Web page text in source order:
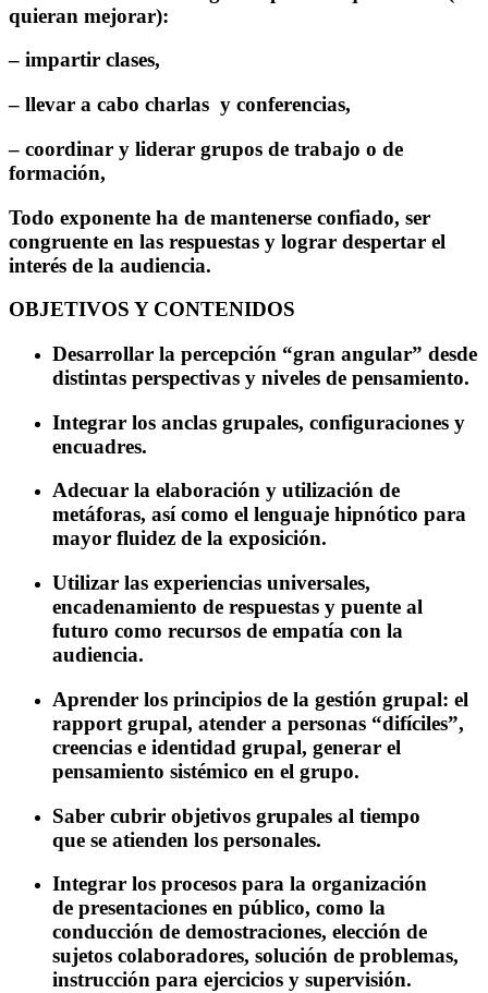
quieran mejorar):
– impartir clases,
– llevar a cabo charlas y conferencias,
– coordinar y liderar grupos de trabajo o de
formación,
Todo exponente ha de mantenerse confiado, ser
congruente en las respuestas y lograr despertar el
interés de la audiencia.
OBJETIVOS Y CONTENIDOS
Desarrollar la percepción “gran angular” desde
distintas perspectivas y niveles de pensamiento.
Integrar los anclas grupales, configuraciones y
encuadres.
Adecuar la elaboración y utilización de
metáforas, así como el lenguaje hipnótico para
mayor fluidez de la exposición.
Utilizar las experiencias universales,
encadenamiento de respuestas y puente al
futuro como recursos de empatía con la
audiencia.
Aprender los principios de la gestión grupal: el
rapport grupal, atender a personas “difíciles”,
creencias e identidad grupal, generar el
pensamiento sistémico en el grupo.
Saber cubrir objetivos grupales al tiempo
que se atienden los personales.
Integrar los procesos para la organización
de presentaciones en público, como la
conducción de demostraciones, elección de
sujetos colaboradores, solución de problemas,
instrucción para ejercicios y supervisión.